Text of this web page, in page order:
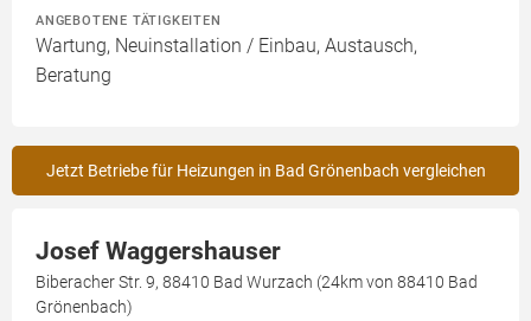
ANGEBOTENE TÄTIGKEITEN
Wartung, Neuinstallation / Einbau, Austausch,
Beratung
Jetzt Betriebe für Heizungen in Bad Grönenbach vergleichen
Josef Waggershauser
Biberacher Str. 9, 88410 Bad Wurzach (24km von 88410 Bad
Grönenbach)